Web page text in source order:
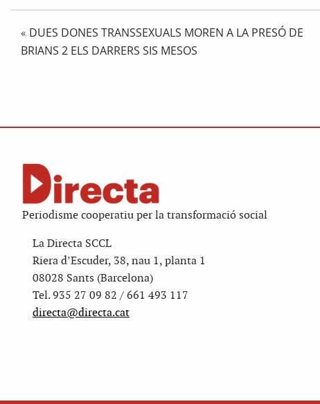
« DUES DONES TRANSSEXUALS MOREN A LA PRESÓ DE
BRIANS 2 ELS DARRERS SIS MESOS
Periodisme cooperatiu per la transformació social
La Directa SCCL
Riera d’Escuder, 38, nau 1, planta 1
08028 Sants (Barcelona)
Tel. 935 27 09 82 / 661 493 117
directa@directa.cat